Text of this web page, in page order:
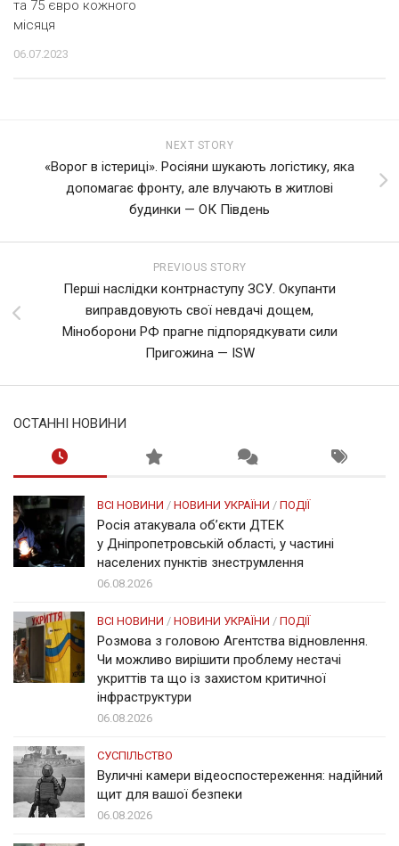
та 75 євро кожного
місяця
06.07.2023
NEXT STORY
«Ворог в істериці». Росіяни шукають логістику, яка
допомагає фронту, але влучають в житлові
будинки — ОК Південь
PREVIOUS STORY
Перші наслідки контрнаступу ЗСУ. Окупанти
виправдовують свої невдачі дощем,
Міноборони РФ прагне підпорядкувати сили
Пригожина — ISW
ОСТАННІ НОВИНИ
ВСІ НОВИНИ / НОВИНИ УКРАЇНИ / ПОДІЇ
Росія атакувала об’єкти ДТЕК
у Дніпропетровській області, у частині
населених пунктів знеструмлення
06.08.2026
ВСІ НОВИНИ / НОВИНИ УКРАЇНИ / ПОДІЇ
Розмова з головою Агентства відновлення.
Чи можливо вирішити проблему нестачі
укриттів та що із захистом критичної
інфраструктури
06.08.2026
СУСПІЛЬСТВО
Вуличні камери відеоспостереження: надійний
щит для вашої безпеки
06.08.2026